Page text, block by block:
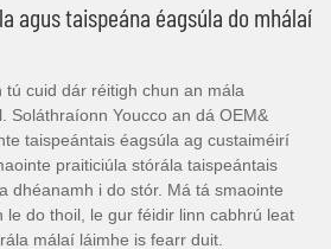
agus taispeána éagsúla do mhálaí
tú cuid dár réitigh chun an mála
Soláthraíonn Youcco an dá OEM&
taispeántais éagsúla ag custaiméirí
praiticiúla stórála taispeántais
dhéanamh i do stór. Má tá smaointe
le do thoil, le gur féidir linn cabhrú leat
málaí láimhe is fearr duit.